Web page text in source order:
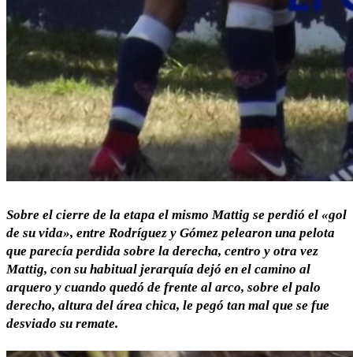
Sobre el cierre de la etapa el mismo Mattig se perdió el «gol
de su vida», entre Rodríguez y Gómez pelearon una pelota
que parecía perdida sobre la derecha, centro y otra vez
Mattig, con su habitual jerarquía dejó en el camino al
arquero y cuando quedó de frente al arco, sobre el palo
derecho, altura del área chica, le pegó tan mal que se fue
desviado su remate.